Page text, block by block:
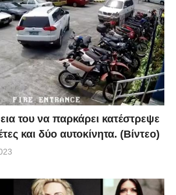
του να παρκάρει κατέστρεψε
και δύο αυτοκίνητα. (Βίντεο)